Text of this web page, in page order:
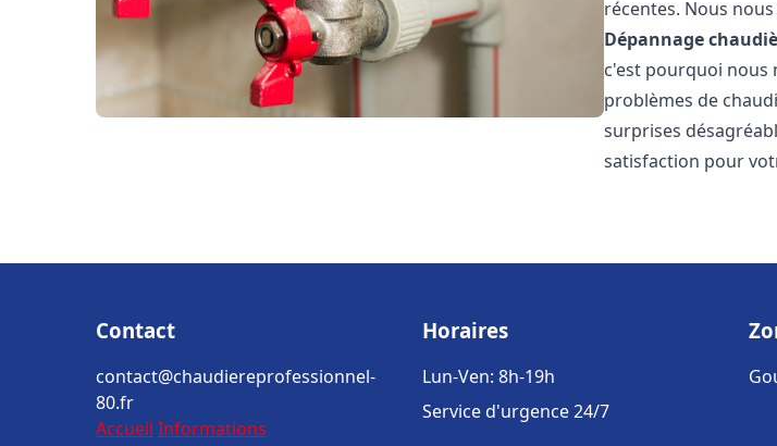
récentes. Nous
Dépannage
c'est pourquoi nous
problèmes de
surprises
satisfaction pour
Contact
contact@chaudiereprofessionnel-
80.fr
Accueil Informations
Horaires
Lun-Ven: 8h-19h
Service d'urgence 24/7